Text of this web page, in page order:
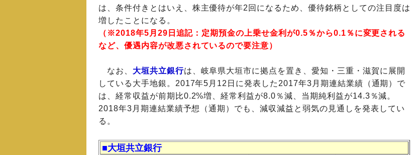
は、条件付きとはいえ、株主優待が年2回になるため、優待銘柄としての注目度は
増したことになる。
（※2018年5月29日追記：定期預金の上乗せ金利が0.5％から0.1％に変更される
など、優遇内容が改悪されているので要注意）
なお、 大垣共立銀行は、岐阜県大垣市に拠点を置き、愛知・三重・滋賀に展開
している大手地銀。2017年5月12日に発表した2017年3月期連結業績（通期）で
は、経常収益が前期比0.2%増、経常利益が8.0％減、当期純利益が14.3％減。
2018年3月期連結業績予想（通期）でも、減収減益と弱気の見通しを発表してい
る。
■大垣共立銀行